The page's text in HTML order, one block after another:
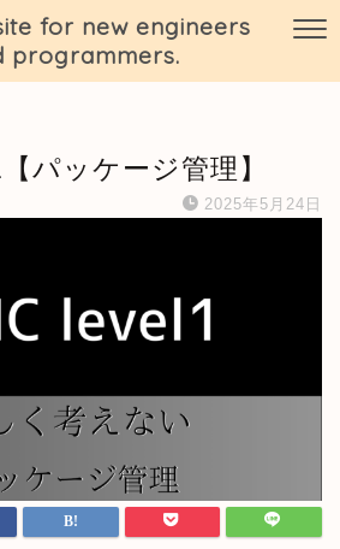
for new engineers
programmers.
パッケージ管理】
2025年5月24日